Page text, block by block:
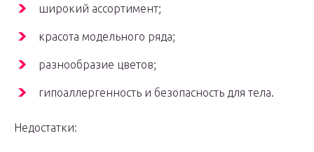
широкий ассортимент;
красота модельного ряда;
разнообразие цветов;
гипоаллергенность и безопасность для тела.
Недостатки: